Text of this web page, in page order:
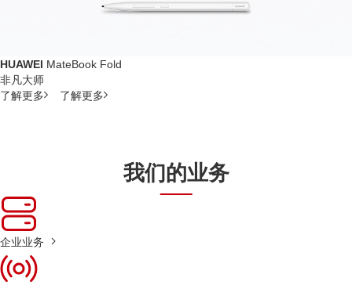
HUAWEI MateBook Fold
非凡大师
了解更多
了解更多
我们的业务
企业业务